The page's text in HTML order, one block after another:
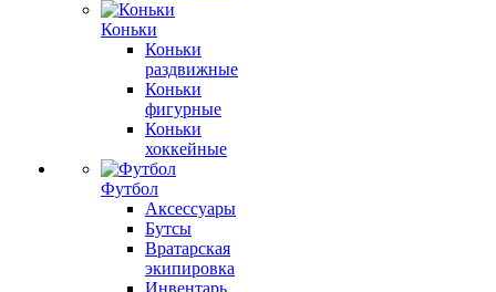
Коньки
Коньки
раздвижные
Коньки
фигурные
Коньки
хоккейные
Футбол
Аксессуары
Бутсы
Вратарская
экипировка
Инвентарь